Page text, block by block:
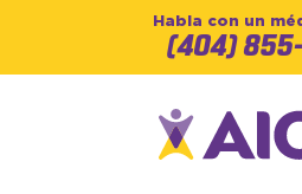
Habla con un
(404)